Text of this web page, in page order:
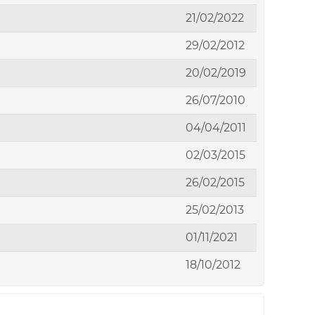
21/02/2022
29/02/2012
20/02/2019
26/07/2010
04/04/2011
02/03/2015
26/02/2015
25/02/2013
01/11/2021
18/10/2012